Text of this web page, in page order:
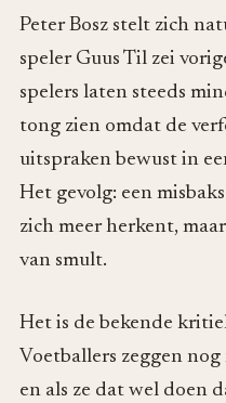
Peter Bosz stelt zich
speler Guus Til zei
spelers laten steeds
tong zien omdat de
uitspraken bewust in
Het gevolg: een
zich meer herkent,
van smult.
Het is de bekende
Voetballers zeggen
en als ze dat wel doen